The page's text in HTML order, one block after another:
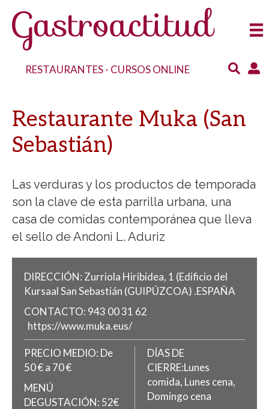
RESTAURANTES- CURSOS ONLINE
Restaurante Muka (San
Sebastián)
Las verduras y los productos de temporada
son la clave de esta parrilla urbana, una
casa de comidas contemporánea que lleva
el sello de Andoni L. Aduriz
DIRECCIÓN: Zurriola Hiribidea, 1 (Edificio del
KursaalSan Sebastián (GUIPÚZCOA) .ESPAÑA
CONTACTO: 943 00 31 62
https://www.muka.eus/
PRECIO MEDIO: De
50 € a 70 €
MENÚ
DEGUSTACIÓN: 52€
DÍAS DE
CIERRE:Lunes
comida, Lunes cena,
Domingo cena